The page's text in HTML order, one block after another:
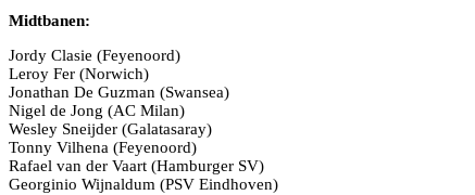
Midtbanen:
Jordy Clasie (Feyenoord)
Leroy Fer (Norwich)
Jonathan De Guzman (Swansea)
Nigel de Jong (AC Milan)
Wesley Sneijder (Galatasaray)
Tonny Vilhena (Feyenoord)
Rafael van der Vaart (Hamburger SV)
Georginio Wijnaldum (PSV Eindhoven)